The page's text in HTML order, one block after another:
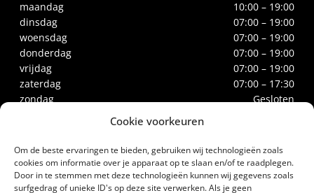
Cookie voorkeuren
Om de beste ervaringen te bieden, gebruiken wij technologieën zoals
cookies om informatie over je apparaat op te slaan en/of te raadplegen.
Door in te stemmen met deze technologieën kunnen wij gegevens zoals
surfgedrag of unieke ID's op deze site verwerken. Als je geen
maandag
10:00 – 19:00
dinsdag
07:00 – 19:00
woensdag
07:00 – 19:00
donderdag
07:00 – 19:00
vrijdag
07:00 – 19:00
zaterdag
07:00 – 17:30
zondag
Gesloten
Biltstraat 66
3572BE Utrecht